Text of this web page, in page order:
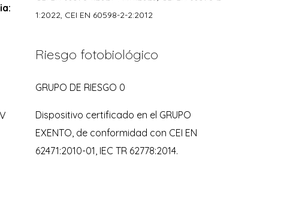
1:2022, CEI EN 60598-2-2:2012
Riesgo fotobiológico
GRUPO DE RIESGO 0
Dispositivo certificado en el GRUPO
EXENTO, de conformidad con CEI EN
62471:2010-01, IEC TR 62778:2014.